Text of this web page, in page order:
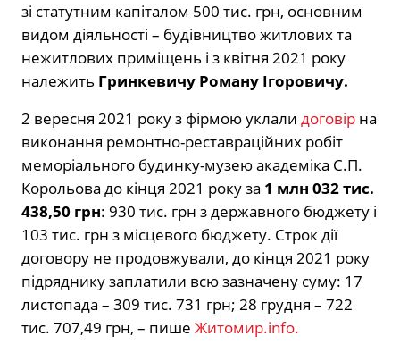
зі статутним капіталом 500 тис. грн, основним
видом діяльності – будівництво житлових та
нежитлових приміщень і з квітня 2021 року
належить Гринкевичу Роману Ігоровичу.
2 вересня 2021 року з фірмою уклали договір на
виконання ремонтно-реставраційних робіт
меморіального будинку-музею академіка С.П.
Корольова до кінця 2021 року за 1 млн 032 тис.
438,50 грн: 930 тис. грн з державного бюджету і
103 тис. грн з місцевого бюджету. Строк дії
договору не продовжували, до кінця 2021 року
підряднику заплатили всю зазначену суму: 17
листопада – 309 тис. 731 грн; 28 грудня – 722
тис. 707,49 грн, – пише Житомир.info.